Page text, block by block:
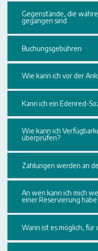
Gegenstände, die
gegangen sind
Buchungsgebühren
Wie kann ich vor der
Kann ich ein Edenred-
Wie kann ich
überprüfen?
Zahlungen werden an
An wen kann ich mich
einer Reservierung
Wann ist es möglich, für